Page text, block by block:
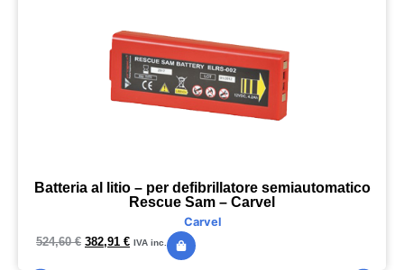
Batteria al litio – per defibrillatore semiautomatico
Rescue Sam – Carvel
Carvel
524,60€ 382,91 € IVA inc.